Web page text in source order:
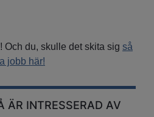
Och du, skulle det skita sig så
jobb här!
ÄR INTRESSERAD AV